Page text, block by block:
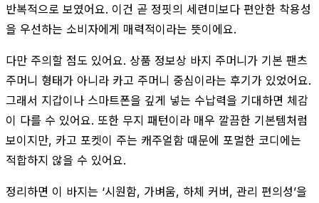
반복적으로 보였어요. 이건 곧 정핏의 세련미보다 편안한 착용성
을 우선하는 소비자에게 매력적이라는 뜻이에요.
다만 주의할 점도 있어요. 상품 정보상 바지 주머니가 기본 팬츠
주머니 형태가 아니라 카고 주머니 중심이라는 후기가 있었어요.
그래서 지갑이나 스마트폰을 깊게 넣는 수납력을 기대하면 체감
이 다를 수 있어요. 또한 무지 패턴이라 매우 깔끔한 기본템처럼
보이지만, 카고 포켓이 주는 캐주얼함 때문에 포멀한 코디에는
적합하지 않을 수 있어요.
정리하면 이 바지는 ‘시원함, 가벼움, 하체 커버, 관리 편의성’을